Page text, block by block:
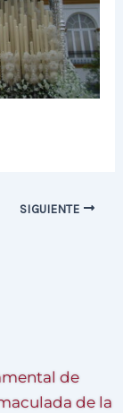
SIGUIENTE
de
de la